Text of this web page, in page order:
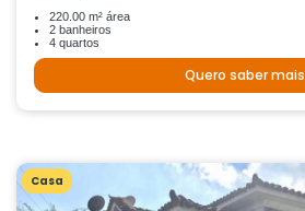
220.00 m² área
2 banheiros
4 quartos
Quero saber mais
Casa